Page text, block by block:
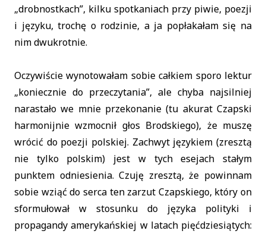
„drobnostkach”, kilku spotkaniach przy piwie, poezji
i języku, trochę o rodzinie, a ja popłakałam się na
nim dwukrotnie.
Oczywiście wynotowałam sobie całkiem sporo lektur
„koniecznie do przeczytania”, ale chyba najsilniej
narastało we mnie przekonanie (tu akurat Czapski
harmonijnie wzmocnił głos Brodskiego), że muszę
wrócić do poezji polskiej. Zachwyt językiem (zresztą
nie tylko polskim) jest w tych esejach stałym
punktem odniesienia. Czuję zresztą, że powinnam
sobie wziąć do serca ten zarzut Czapskiego, który on
sformułował w stosunku do języka polityki i
propagandy amerykańskiej w latach pięćdziesiątych: